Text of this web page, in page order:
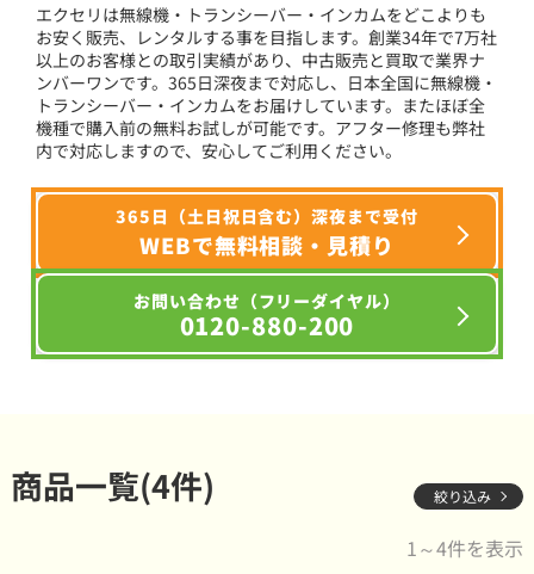
エクセリは無線機・トランシーバー・インカムをどこよりも
お安く販売、レンタルする事を目指します。創業34年で7万社
以上のお客様との取引実績があり、中古販売と買取で業界ナ
ンバーワンです。365日深夜まで対応し、日本全国に無線機・
トランシーバー・インカムをお届けしています。またほぼ全
機種で購入前の無料お試しが可能です。アフター修理も弊社
内で対応しますので、安心してご利用ください。
365日（土日祝日含む）深夜まで受付
WEBで無料相談・見積り
お問い合わせ（フリーダイヤル）
0120-880-200
商品一覧(4件) 絞り込み
1～4件を表示